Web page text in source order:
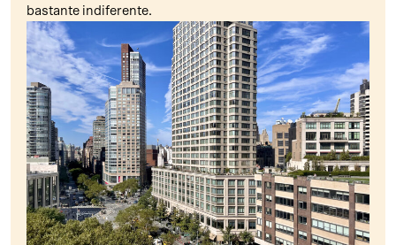
bastante indiferente.